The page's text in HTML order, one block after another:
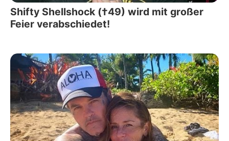
Shifty Shellshock (†49) wird mit großer
Feier verabschiedet!